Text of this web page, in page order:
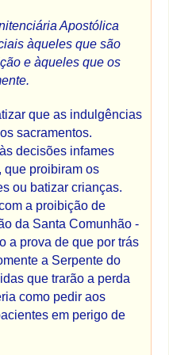
Apostólica
àqueles que são
e àqueles que os
que as indulgências
sacramentos.
decisões infames
que proibiram os
ou batizar crianças.
a proibição de
da Santa Comunhão -
a prova de que por trás
a Serpente do
que trarão a perda
como pedir aos
em perigo de